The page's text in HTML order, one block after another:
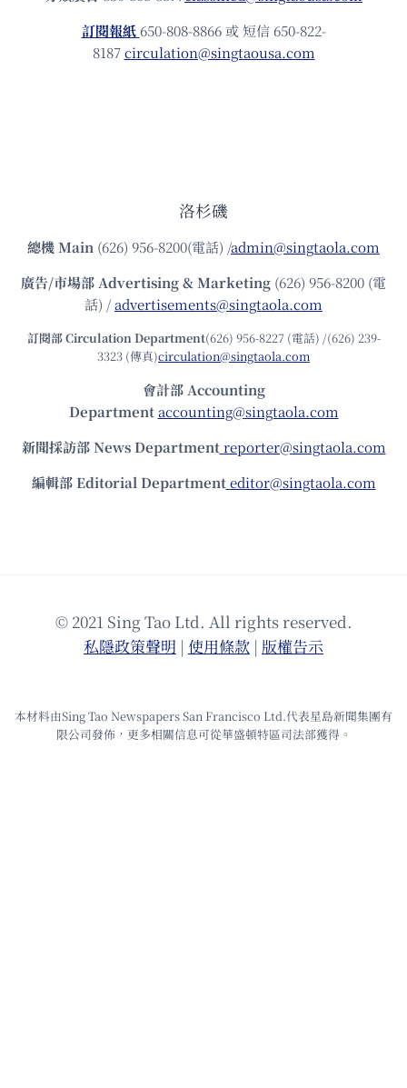
訂閱報紙 650-808-8866 或 短信 650-822-
8187circulation@singtaousa.com
洛杉磯
總機Main (626) 956-8200(電話) /admin@singtaola.com
廣告/市場部Advertising & Marketing (626) 956-8200 (電
話) /advertisements@singtaola.com
訂閱部 Circulation Department(626) 956-8227 (電話) /(626) 239-
3323 (傳真)circulation@singtaola.com
會計部 Accounting
Department accounting@singtaola.com
新聞採訪部 News Department reporter@singtaola.com
編輯部 Editorial Department editor@singtaola.com
© 2021 Sing Tao Ltd. All rights reserved.
私隱政策聲明 | 使⽤條款 | 版權告⽰
本材料由Sing Tao Newspapers San Francisco Ltd.代表星島新聞集團有
限公司發佈，更多相關信息可從華盛頓特區司法部獲得。